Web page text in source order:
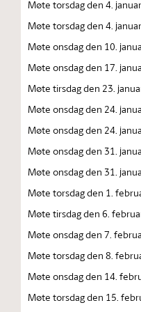
Møte torsdag den 4.
Møte torsdag den 4.
Møte onsdag den 10.
Møte onsdag den 17.
Møte tirsdag den 23.
Møte onsdag den 24.
Møte onsdag den 24.
Møte onsdag den 31.
Møte onsdag den 31.
Møte torsdag den 1.
Møte tirsdag den 6.
Møte onsdag den 7.
Møte torsdag den 8.
Møte onsdag den 14.
Møte torsdag den 15.